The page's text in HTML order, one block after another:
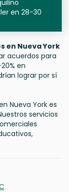
en 28-30
en Nueva York
acuerdos para
en
lograr por sí
Nueva York es
servicios